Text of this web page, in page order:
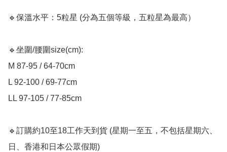
🔹保溫水平：5粒星 (分為五個等級，五粒星為最高）
🔹坐圍/腰圍size(cm):
M 87-95 / 64-70cm
L 92-100 / 69-77cm
LL 97-105 / 77-85cm
🔹訂購約10至18工作天到貨 (星期一至五，不包括星期六、
日、香港和日本公眾假期) ﻿